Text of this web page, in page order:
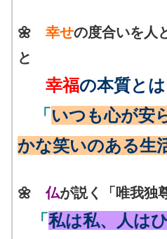
🌼 幸せの度合いを人
と
幸福の本質とは
「いつも心が安
かな笑いのある生
🌼仏が説く「唯我独
「私は私、人は